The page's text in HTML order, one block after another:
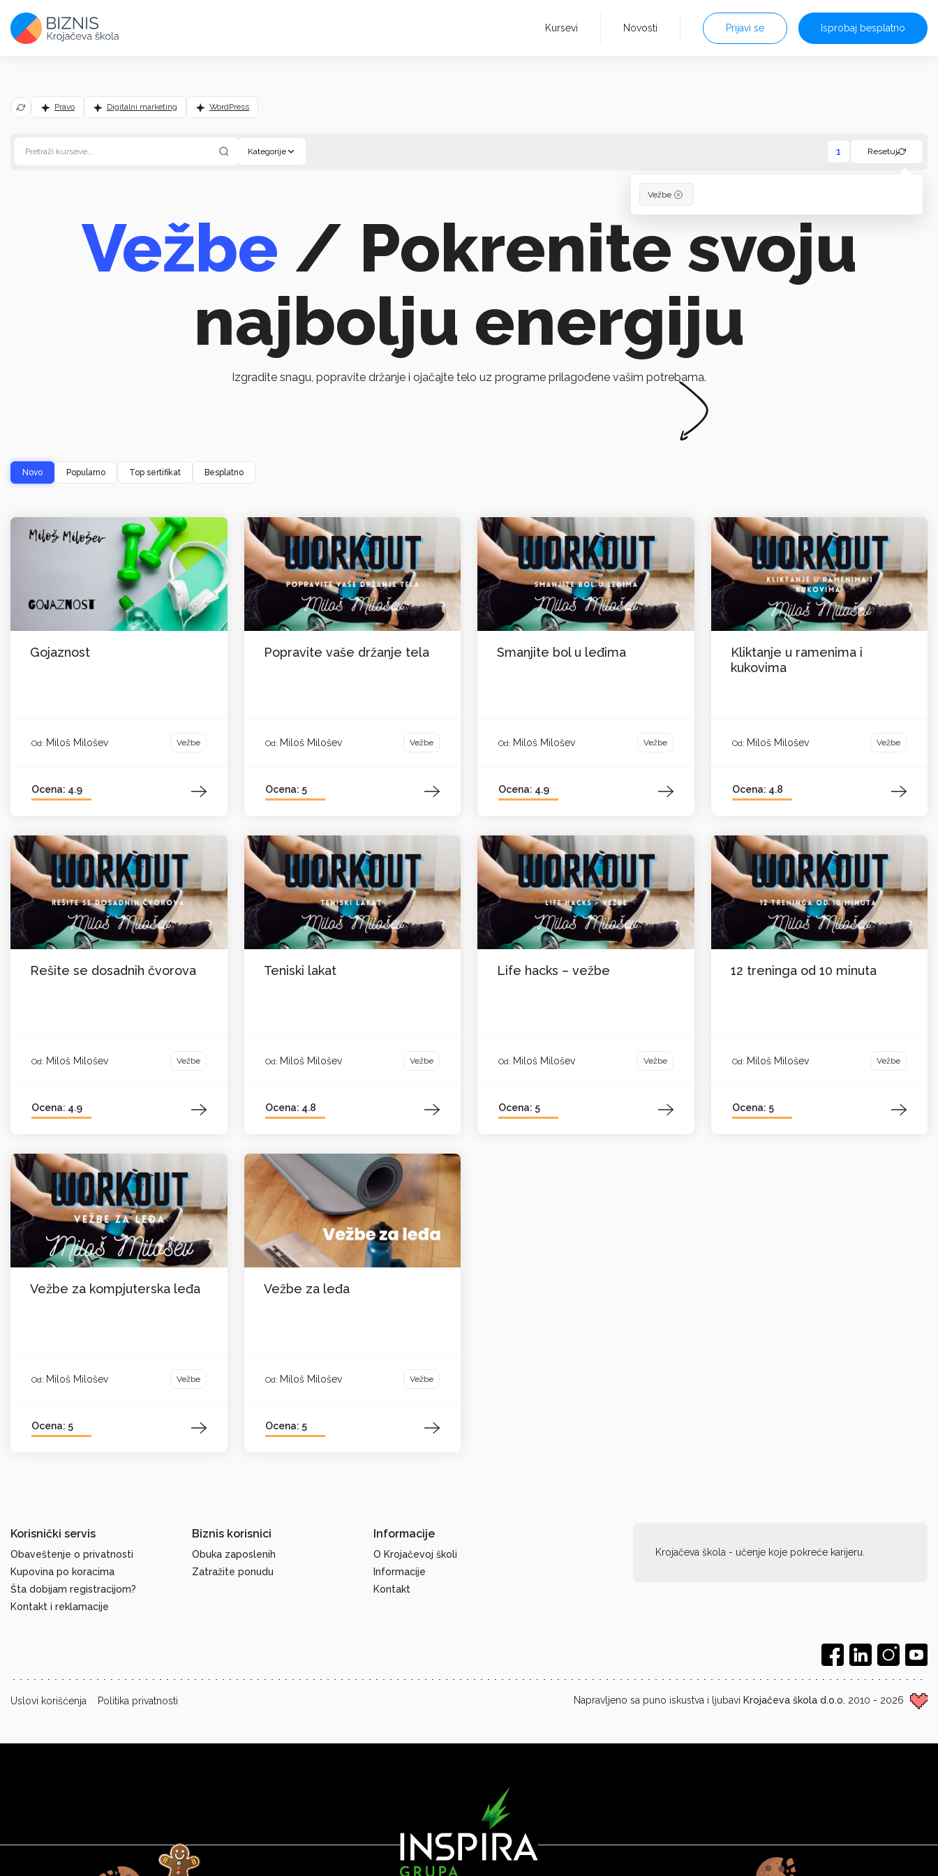
Kursevi Novosti Prijavi se Isprobaj besplatno
Pravo Digitalni marketing WordPress
Kategorije 1 Resetuj
Vežbe
Vežbe / Pokrenite svoju
najbolju energiju
Izgradite snagu, popravite držanje i ojačajte telo uz programe prilagođene vašim potrebama.
Novo Popularno Top sertifikat Besplatno
Gojaznost
Od: Miloš Milošev Vežbe
Ocena: 4.9
Popravite vaše držanje tela
Od: Miloš Milošev Vežbe
Ocena: 5
Smanjite bol u leđima
Od: Miloš Milošev Vežbe
Ocena: 4.9
Kliktanje u ramenima i
kukovima
Od: Miloš Milošev Vežbe
Ocena: 4.8
Rešite se dosadnih čvorova
Od: Miloš Milošev Vežbe
Ocena: 4.9
Teniski lakat
Od: Miloš Milošev Vežbe
Ocena: 4.8
Life hacks – vežbe
Od: Miloš Milošev Vežbe
Ocena: 5
12 treninga od 10 minuta
Od: Miloš Milošev Vežbe
Ocena: 5
Vežbe za kompjuterska leđa
Od: Miloš Milošev Vežbe
Ocena: 5
Vežbe za leđa
Od: Miloš Milošev Vežbe
Ocena: 5
Korisnički servis
Obaveštenje o privatnosti
Kupovina po koracima
Šta dobijam registracijom?
Kontakt i reklamacije
Biznis korisnici
Obuka zaposlenih
Zatražite ponudu
Informacije
O Krojačevoj školi
Informacije
Kontakt
Krojačeva škola - učenje koje pokreće karijeru.
Uslovi korišćenja Politika privatnosti Napravljeno sa puno iskustva i ljubavi Krojačeva škola d.o.o. 2010 - 2026